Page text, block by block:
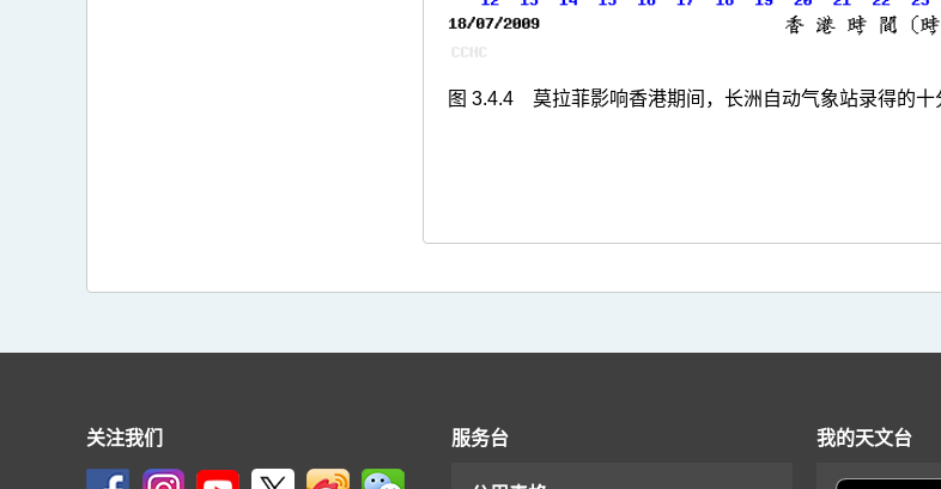
图 3.4.4 莫拉菲影响香港期间，长洲自动气象站录得的十
关注我们 服务台 我的天文台